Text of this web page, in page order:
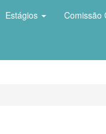
Estágios Comissão